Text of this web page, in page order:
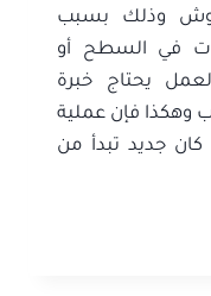
وذلك بسبب
في السطح أو
يحتاج خبرة
وهكذا فإن عملية
جديد تبدأ من